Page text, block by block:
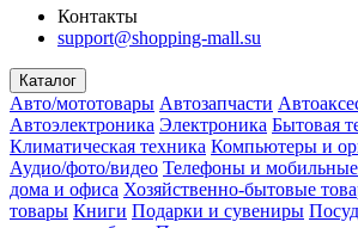
Контакты
support@shopping-mall.su
Каталог
Авто/мототовары Автозапчасти
Автоэлектроника Электроника Бытовая
Климатическая техника Компьютеры и
Аудио/фото/видео Телефоны и мобильные
дома и офиса Хозяйственно-бытовые
товары Книги Подарки и сувениры